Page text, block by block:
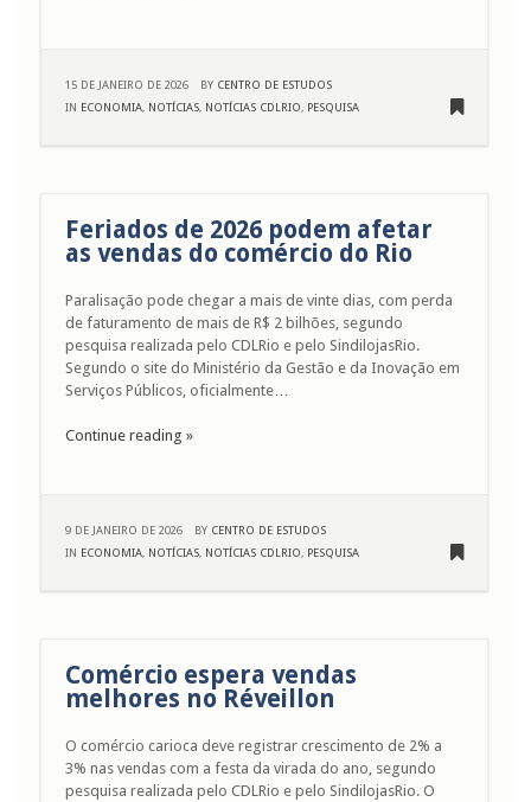
15 DE JANEIRO DE 2026 BY CENTRO DE ESTUDOS
IN ECONOMIA NOTÍCIAS NOTÍCIAS CDLRIO PESQUISA
Feriados de 2026 podem afetar
as vendas do comércio do Rio
Paralisação pode chegar a mais de vinte dias, com perda
de faturamento de mais de R$ 2 bilhões, segundo
pesquisa realizada pelo CDLRio e pelo SindilojasRio.
Segundo o site do Ministério da Gestão e da Inovação em
Serviços Públicos, oficialmente…
Continue reading »
9 DE JANEIRO DE 2026 BY CENTRO DE ESTUDOS
IN ECONOMIA NOTÍCIAS NOTÍCIAS CDLRIO PESQUISA
Comércio espera vendas
melhores no Réveillon
O comércio carioca deve registrar crescimento de 2% a
3% nas vendas com a festa da virada do ano, segundo
pesquisa realizada pelo CDLRio e pelo SindilojasRio. O